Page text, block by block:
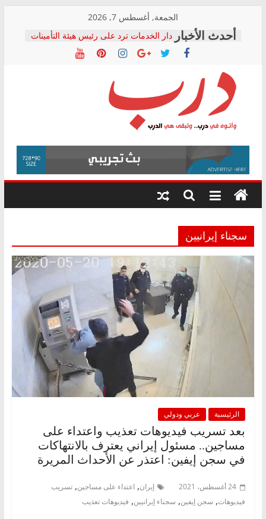
content
الجمعة, أغسطس 7, 2026
دار الخدمات ترد على رئيس هيئة التأمينات
بعد مؤتمره الصحفي: إنكار الأزمة لا ينهي
معاناة أصحاب المعاشات.. ونطالب بكشف
فرحات سليمان يكتب: القطاع الصحي إلى
أين؟
حزب التحالف الشعبي يطلق لجنة “الحق
في الصحة” بالإسكندرية لرصد الانتهاكات
ودعم المرضى
الوزاري لمدينة الصحفيين.. وانتهاء أعمال
إنشاء المبنى الإداري
المجلس القومي لحقوق الإنسان يعلن
متابعة قضية الدكتور محمد زهران.. ويؤكد:
قرينة البراءة وضمانات المحاكمة العادلة
درب
وأتوه
درب..
وتبقى
هي
سجناء إيرانيين
الرئيسية عربي ودولي
بعد تسريب فيديوهات تعذيب واعتداء على
مساجين.. مسئول إيراني يعترف بالانتهاكات
في سجن إيفين: اعتذر عن الأحداث المريرة
24 أغسطس، 2021 إيران, اعتداء على مساجين, تسريب
فيديوهات, سجن إيفين, سجناء إيرانيين, فيديوهات تعذيب